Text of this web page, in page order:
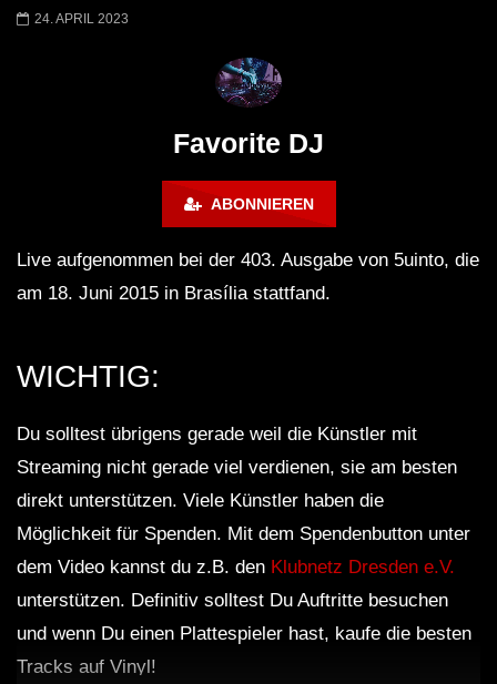
Miss Djax – Cherry Moon –
24. APRIL 2023
Favorite DJ
ABONNIEREN
Live aufgenommen bei der 403. Ausgabe von 5uinto, die
am 18. Juni 2015 in Brasília stattfand.
WICHTIG:
Du solltest übrigens gerade weil die Künstler mit
Streaming nicht gerade viel verdienen, sie am besten
direkt unterstützen. Viele Künstler haben die
Möglichkeit für Spenden. Mit dem Spendenbutton unter
dem Video kannst du z.B. den Klubnetz Dresden e.V.
unterstützen. Definitiv solltest Du Auftritte besuchen
und wenn Du einen Plattespieler hast, kaufe die besten
Tracks auf Vinyl!